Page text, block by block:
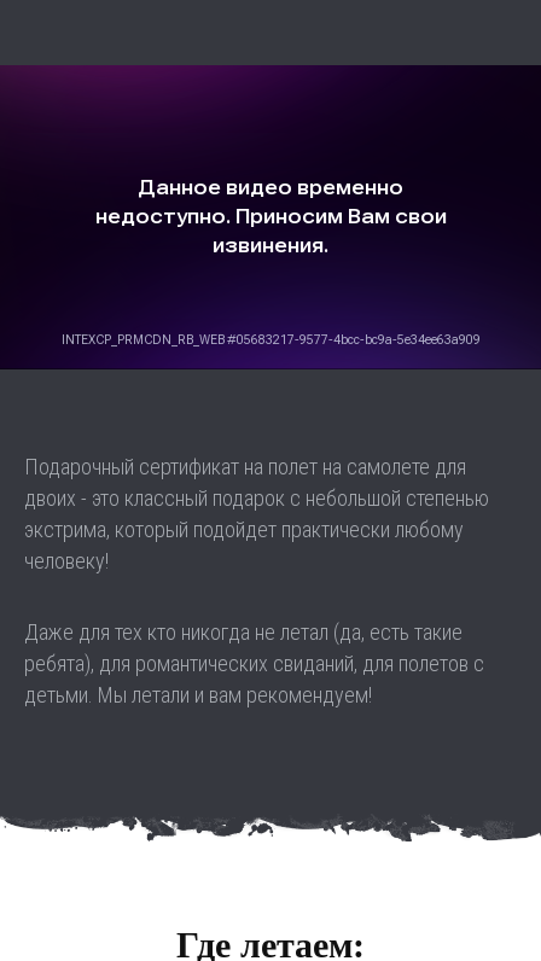
Подарочный сертификат на полет на самолете для
двоих - это классный подарок с небольшой степенью
экстрима, который подойдет практически любому
человеку!
Даже для тех кто никогда не летал (да, есть такие
ребята), для романтических свиданий, для полетов с
детьми. Мы летали и вам рекомендуем!
Где летаем: